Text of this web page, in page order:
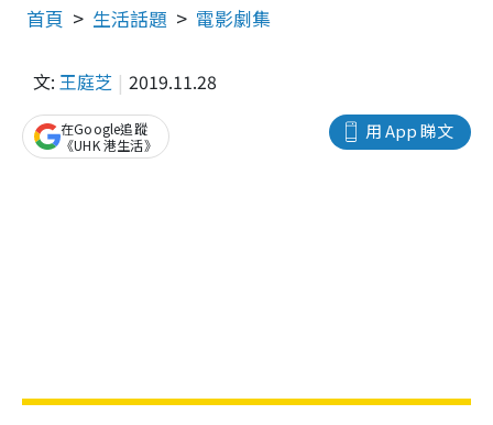
首頁 生活話題 電影劇集
文: 王庭芝 2019.11.28
用 App 睇文
在Google追蹤
《UHK 港生活》